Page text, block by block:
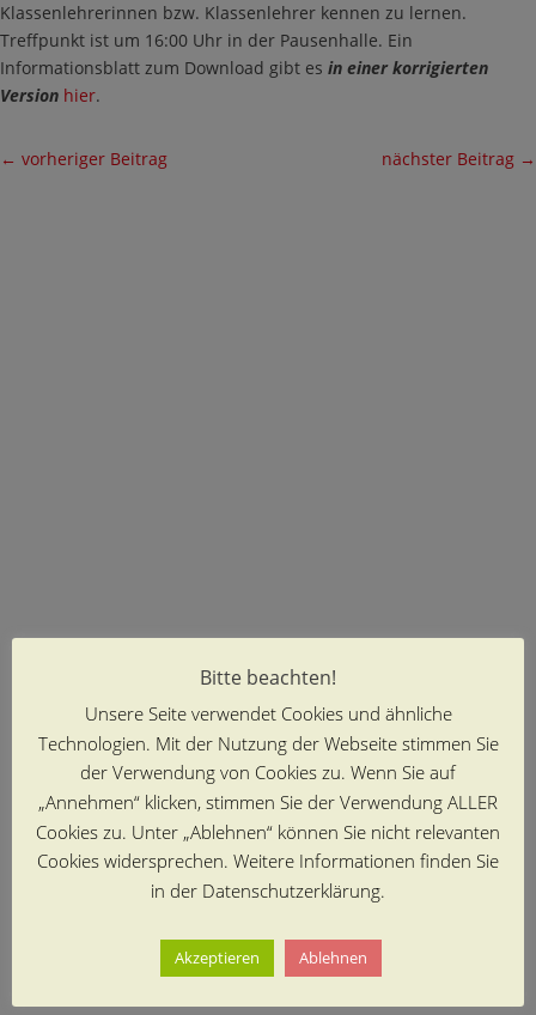
Klassenlehrerinnen bzw. Klassenlehrer kennen zu lernen.
Treffpunkt ist um 16:00 Uhr in der Pausenhalle. Ein
Informationsblatt zum Download gibt es in einer korrigierten
Version hier.
← vorheriger Beitrag nächster Beitrag →
Bitte beachten!
Unsere Seite verwendet Cookies und ähnliche
Technologien. Mit der Nutzung der Webseite stimmen Sie
der Verwendung von Cookies zu. Wenn Sie auf
„Annehmen“ klicken, stimmen Sie der Verwendung ALLER
Cookies zu. Unter „Ablehnen“ können Sie nicht relevanten
Cookies widersprechen. Weitere Informationen finden Sie
in der Datenschutzerklärung.
Akzeptieren Ablehnen